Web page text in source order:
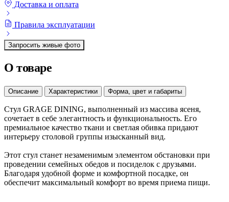
Доставка и оплата
Правила эксплуатации
Запросить живые фото
О товаре
Описание Характеристики Форма, цвет и габариты
Cтул GRAGE DINING, выполненный из массива ясеня,
сочетает в себе элегантность и функциональность. Его
премиальное качество ткани и светлая обивка придают
интерьеру столовой группы изысканный вид.
Этот стул станет незаменимым элементом обстановки при
проведении семейных обедов и посиделок с друзьями.
Благодаря удобной форме и комфортной посадке, он
обеспечит максимальный комфорт во время приема пищи.